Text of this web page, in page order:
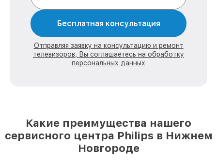
Бесплатная консультация
Отправляя заявку на консультацию и ремонт
телевизоров, Вы соглашаетесь на обработку
персональных данных
Какие преимущества нашего
сервисного центра Philips в Нижнем
Новгороде